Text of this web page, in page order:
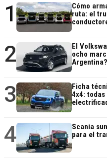
1
Cómo
ruta: el
2
El
ocho
Argentina?
3
Ficha
4x4:
4
Scania
para el